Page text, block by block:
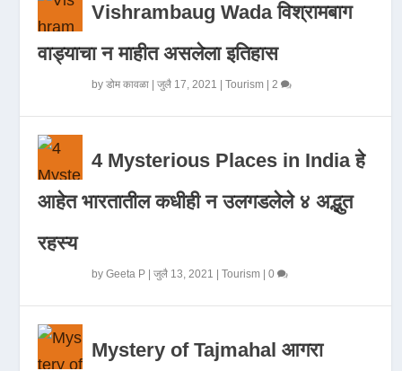
Vishrambaug Wada विश्रामबाग
वाड्याचा न माहीत असलेला इतिहास
byडोम कावळा |जुलै 17, 2021 |Tourism |2
4 Mysterious Places in India हे
आहेत भारतातील कधीही न उलगडलेले ४ अद्भुत
रहस्य
byGeeta P |जुलै 13, 2021 |Tourism |0
Mystery of Tajmahal आगरा